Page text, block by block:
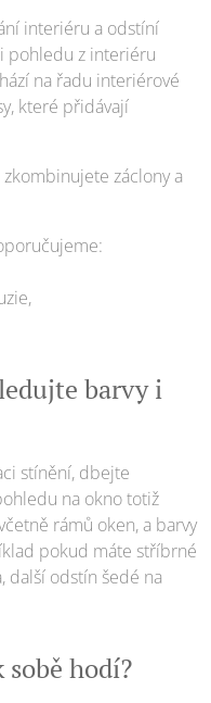
interiéru a odstíní
pohledu z interiéru
na řadu interiérové
které přidávají
záclony a
barvy i
stínění, dbejte
na okno totiž
rámů oken, a barvy
pokud máte stříbrné
další odstín šedé na
hodí?